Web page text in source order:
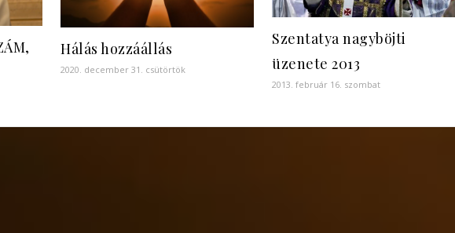
Hálás hozzáállás
2020. december 31. csütörtök
Szentatya nagyböjti
üzenete 2013
2013. február 16. szombat